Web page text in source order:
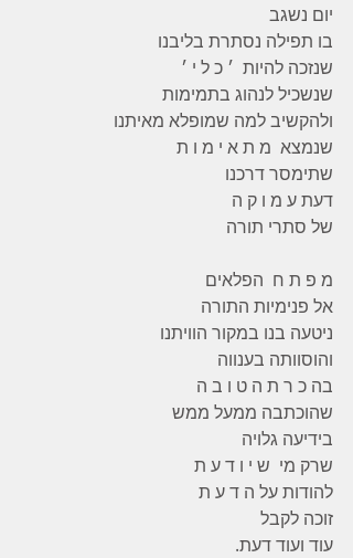
יום נשגב
בו תפילה נסתרת בליבנו
שנזכה להיות  ׳ כ ל י ׳
שנשכיל לנהוג בתמימות
ולהקשיב למה שמופלא מאיתנו
שנמצא  מ ת א י מ ו ת
שתימסר דרכנו
דעת ע מ ו ק ה
של סתרי תורה
מ פ ת ח  הפלאים
אל פנימיות התורה
ניטעה בנו במקור הוויתנו
והוסוותה בענווה
בה כ ר ת ה ט ו ב ה
שהוכתבה ממעל ממש
בידיעה גלויה
שרק מי  ש י ו ד ע ת
להודות על ה ד ע ת
זוכה לקבל
עוד ועוד דעת.